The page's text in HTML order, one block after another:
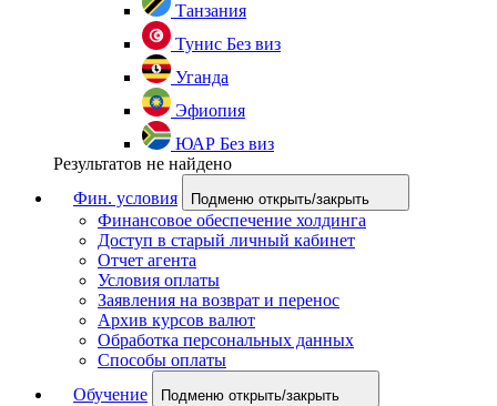
Танзания
Тунис Без виз
Уганда
Эфиопия
ЮАР Без виз
Результатов не найдено
Фин. условия
Подменю открыть/закрыть
Финансовое обеспечение холдинга
Доступ в старый личный кабинет
Отчет агента
Условия оплаты
Заявления на возврат и перенос
Архив курсов валют
Обработка персональных данных
Способы оплаты
Обучение
Подменю открыть/закрыть